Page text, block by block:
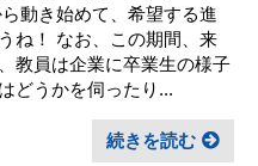
動き始めて、希望する進
ね！ なお、この期間、来
教員は企業に卒業生の様子
どうかを伺ったり...
続きを読む